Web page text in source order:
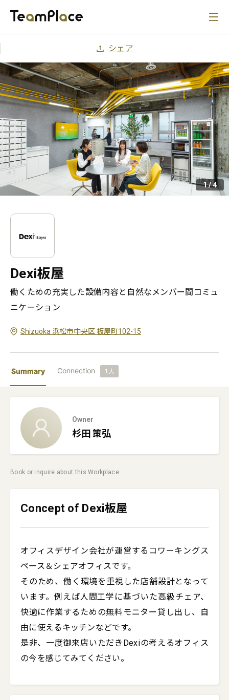
シェア
1/4
Dexi板屋
働くための充実した設備内容と自然なメンバー間コミュ
ニケーション
Shizuoka 浜松市中央区 板屋町102-15
Summary Connection 1 人
Owner
杉田 策弘
Book or inquire about this Workplace
Concept of Dexi板屋
オフィスデザイン会社が運営するコワーキングス
ペース＆シェアオフィスです。
そのため、働く環境を重視した店舗設計となって
います。例えば人間工学に基づいた高級チェア、
快適に作業するための無料モニター貸し出し、自
由に使えるキッチンなどです。
是非、一度御来店いただきDexiの考えるオフィス
の今を感じてみてください。